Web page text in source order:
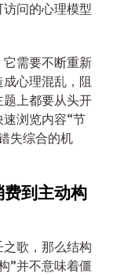
问的心理模型
需要不断重新
心理混乱，阻
上都要从头开
浏览内容“节
失综合的机
到主动构
歌，那么结构
”并不意味着僵